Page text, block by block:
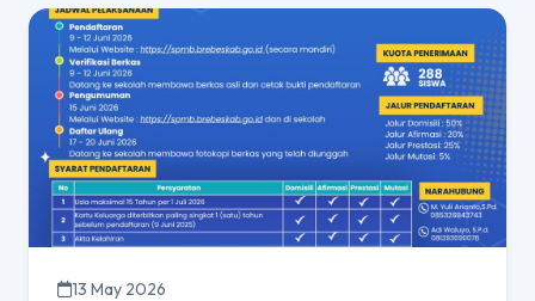
13 May 2026